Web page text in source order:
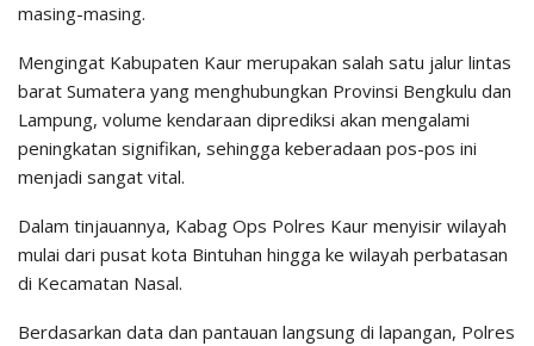
masing-masing.
Mengingat Kabupaten Kaur merupakan salah satu jalur lintas
barat Sumatera yang menghubungkan Provinsi Bengkulu dan
Lampung, volume kendaraan diprediksi akan mengalami
peningkatan signifikan, sehingga keberadaan pos-pos ini
menjadi sangat vital.
Dalam tinjauannya, Kabag Ops Polres Kaur menyisir wilayah
mulai dari pusat kota Bintuhan hingga ke wilayah perbatasan
di Kecamatan Nasal.
Berdasarkan data dan pantauan langsung di lapangan, Polres